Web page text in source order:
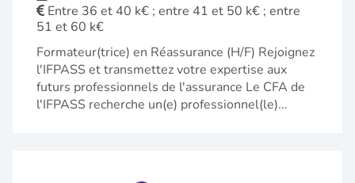
Entre 36 et 40 k€ ; entre 41 et 50 k€ ; entre
51 et 60 k€
Formateur(trice) en Réassurance (H/F) Rejoignez
l'IFPASS et transmettez votre expertise aux
futurs professionnels de l'assurance Le CFA de
l'IFPASS recherche un(e) professionnel(le)...